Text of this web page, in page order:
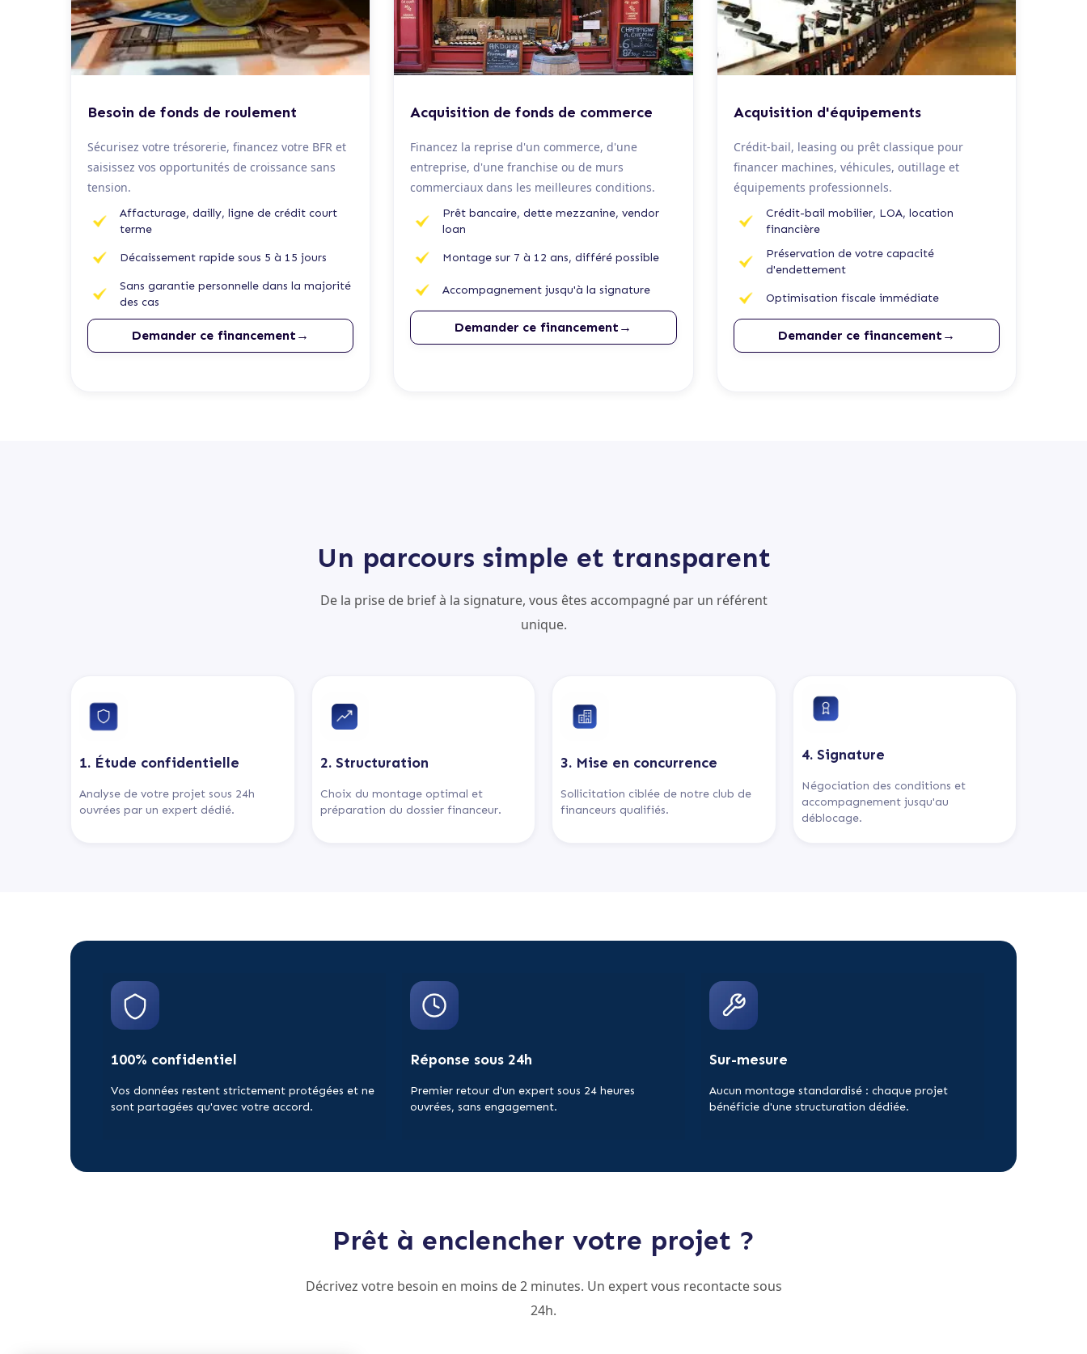
Besoin de fonds de roulement
Sécurisez votre trésorerie, financez votre BFR et
saisissez vos opportunités de croissance sans
tension.
Affacturage, dailly, ligne de crédit court
terme
Décaissement rapide sous 5 à 15 jours
Sans garantie personnelle dans la majorité
des cas
Demander ce financement→
Acquisition de fonds de commerce
Financez la reprise d'un commerce, d'une
entreprise, d'une franchise ou de murs
commerciaux dans les meilleures conditions.
Prêt bancaire, dette mezzanine, vendor
loan
Montage sur 7 à 12 ans, différé possible
Accompagnement jusqu'à la signature
Demander ce financement→
Acquisition d'équipements
Crédit-bail, leasing ou prêt classique pour
financer machines, véhicules, outillage et
équipements professionnels.
Crédit-bail mobilier, LOA, location
financière
Préservation de votre capacité
d'endettement
Optimisation fiscale immédiate
Demander ce financement→
Un parcours simple et transparent
De la prise de brief à la signature, vous êtes accompagné par un référent
unique.
1. Étude confidentielle
Analyse de votre projet sous 24h
ouvrées par un expert dédié.
2. Structuration
Choix du montage optimal et
préparation du dossier financeur.
3. Mise en concurrence
Sollicitation ciblée de notre club de
financeurs qualifiés.
4. Signature
Négociation des conditions et
accompagnement jusqu'au
déblocage.
100% confidentiel
Vos données restent strictement protégées et ne
sont partagées qu'avec votre accord.
Réponse sous 24h
Premier retour d'un expert sous 24 heures
ouvrées, sans engagement.
Sur-mesure
Aucun montage standardisé : chaque projet
bénéficie d'une structuration dédiée.
Prêt à enclencher votre projet ?
Décrivez votre besoin en moins de 2 minutes. Un expert vous recontacte sous
24h.